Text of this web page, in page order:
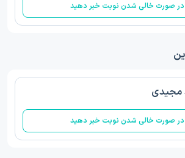
در صورت خالی شدن نوبت خبر دهید
مجیدی
در صورت خالی شدن نوبت خبر دهید